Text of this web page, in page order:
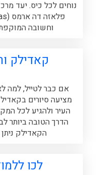
נוחים לכל כיס. יעד
וחשובה
קאדילק
אם כבר לטייל, למה
מציעה סיורים
העיר ולהגיע לכל
הדרך הטובה ביותר
הקאדילק
לכו